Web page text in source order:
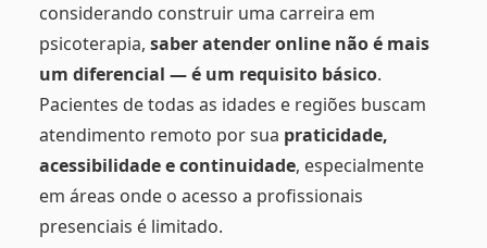
considerando construir uma carreira em
psicoterapia, saber atender online não é mais
um diferencial — é um requisito básico.
Pacientes de todas as idades e regiões buscam
atendimento remoto por sua praticidade,
acessibilidade e continuidade, especialmente
em áreas onde o acesso a profissionais
presenciais é limitado.